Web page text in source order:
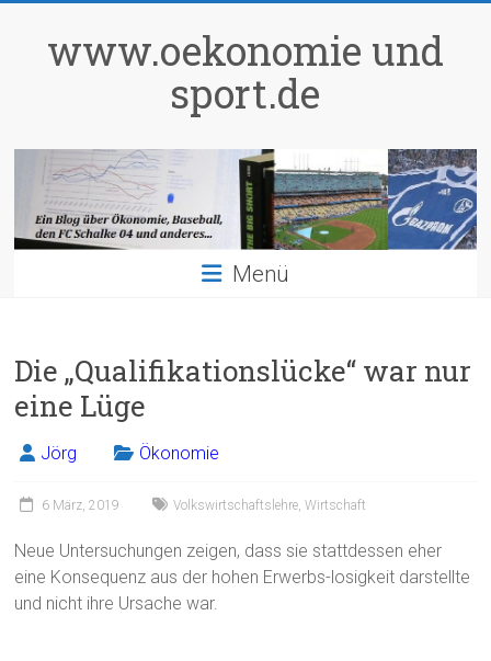
springenwww.oekonomie und
sport.de
Menü
Die „Qualifikationslücke“ war nur
eine Lüge
Jörg Ökonomie
6 März, 2019 Volkswirtschaftslehre,Wirtschaft
Neue Untersuchungen zeigen, dass sie stattdessen eher
eine Konsequenz aus der hohen Erwerbs-losigkeit darstellte
und nicht ihre Ursache war.